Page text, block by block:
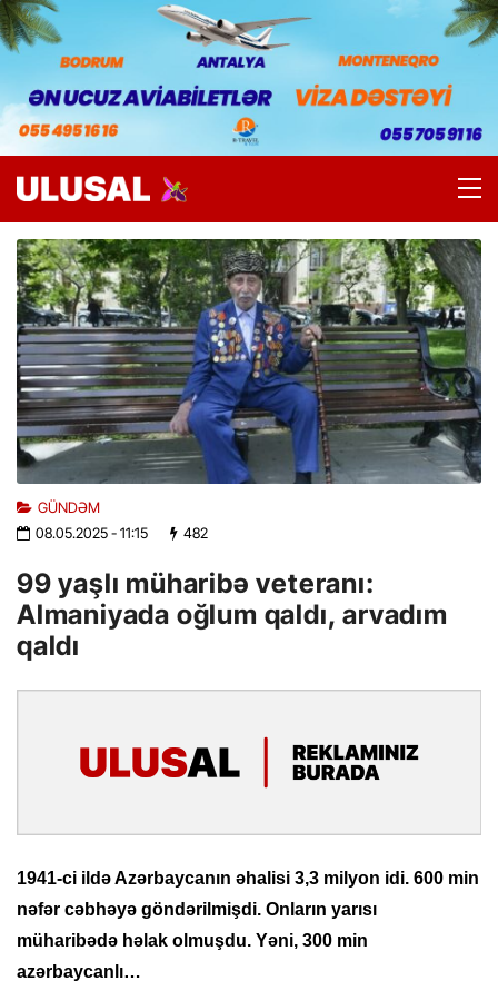
GÜNDƏM
08.05.2025- 11:15 482
99 yaşlı müharibə veteranı:
Almaniyada oğlum qaldı, arvadım
qaldı
1941-ci ildə Azərbaycanın əhalisi 3,3 milyon idi. 600 min
nəfər cəbhəyə göndərilmişdi. Onların yarısı
müharibədə həlak olmuşdu. Yəni, 300 min
azərbaycanlı…